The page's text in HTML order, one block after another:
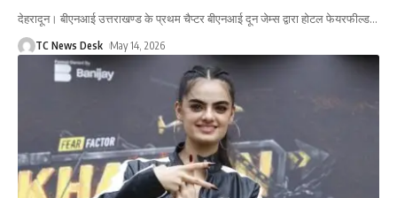
देहरादून। बीएनआई उत्तराखण्ड के प्रथम चैप्टर बीएनआई दून जेम्स द्वारा होटल फेयरफील्ड…
TC News Desk May 14, 2026